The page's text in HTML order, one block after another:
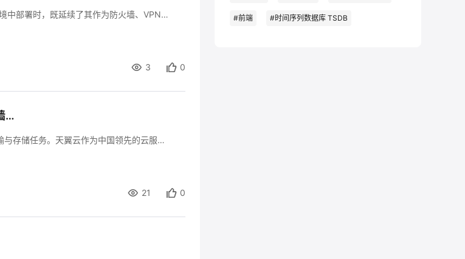
作为企业级安全网关的经典解决方案，Microsoft ISA Server 2006在天翼云环境中部署时，既延续了其作为防火墙、VPN和Web缓存的强大功能，也面临着云原生架构带来的新挑战。本文结合天翼云环境特性，从部署优化、功能配置、疑难排障三个维度，系统梳理ISAServer2006的实践要点。
3 0
天翼云CDN的SSL/TLS加速技术：筑牢数据安全与隐私的铜墙铁壁
在数字化转型浪潮中，云计算作为重要的基础设施，承载着大量敏感数据的传输与存储任务。天翼云作为中国领先的云服务提供商，其CDN（内容分发网络）服务不仅极大地提升了数据的分发速度和用户访问体验，还通过先进的SSL/TLS加速技术，为数据安全与隐私保护提供了强有力的保障。本文将深入探讨天翼云CDN的SSL/TLS加速技术，并阐述其如何确保数据在传输过程中的安全性与隐私保护。
21 0
#前端 #时间序列数据库 TSDB